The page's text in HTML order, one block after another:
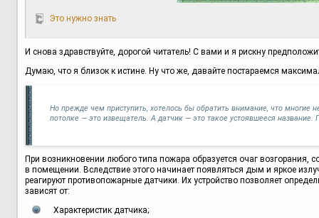
Это нужно знать
И снова здравствуйте, дорогой читатель! С вами и я рискну
Думаю, что я близок к истине. Ну что же, давайте постараемся
Но прежде чем приступить, хотелось бы обратить внимание, что
потолке — это извещатель. А датчик — это такое устоявшееся
При возникновении любого типа пожара образуется очаг возгорания,
в помещении. Вследствие этого начинает появляться дым и яркое
реагируют противопожарные датчики. Их устройство позволяет
зависят от:
Характеристик датчика;